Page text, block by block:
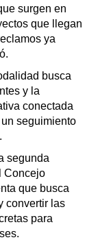
surgen en
que llegan
ya
busca
y la
conectada
seguimiento
segunda
Concejo
que busca
convertir las
para